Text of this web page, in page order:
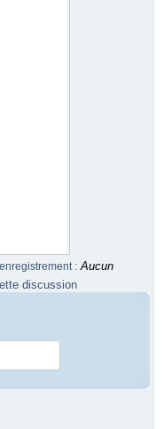
: Aucun
discussion